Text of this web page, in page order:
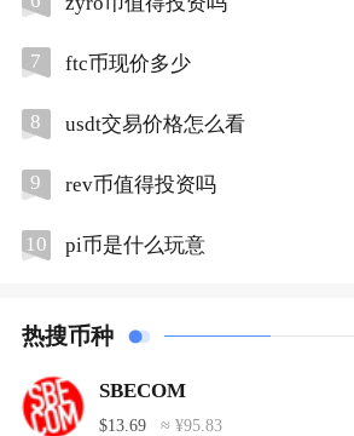
7 ftc币现价多少
8 usdt交易价格怎么看
9 rev币值得投资吗
10 pi币是什么玩意
热搜币种
SBECOM
$13.69 ≈ ¥95.83